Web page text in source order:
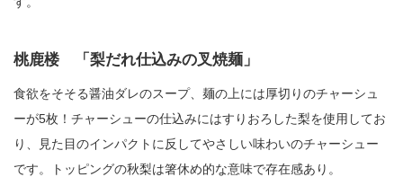
桃鹿楼 「梨だれ仕込みの叉焼麺」
食欲をそそる醤油ダレのスープ、麺の上には厚切りのチャーシュ
ーが5枚！チャーシューの仕込みにはすりおろした梨を使用してお
り、見た目のインパクトに反してやさしい味わいのチャーシュー
です。トッピングの秋梨は箸休め的な意味で存在感あり。